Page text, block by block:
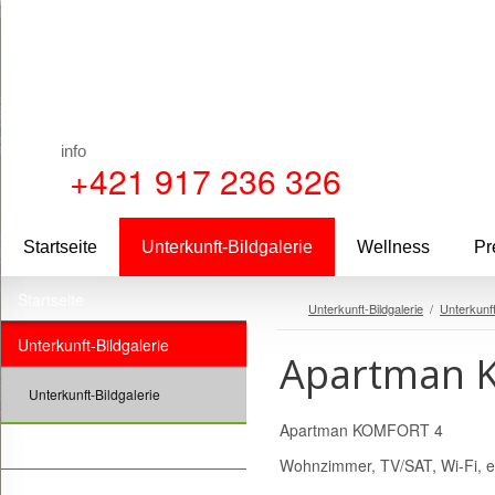
info
+421 917 236 326
Startseite Unterkunft-Bildgalerie Wellness
Unterkunft-Bildgalerie /
Apartman
Apartman KOMFORT 4
Wohnzimmer, TV/SAT, Wi-Fi,
Unterkunft-Bildgalerie
Unterkunft-Bildgalerie